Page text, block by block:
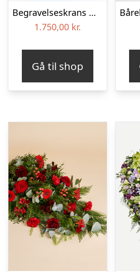
Begravelseskrans med hortensia og farverige detaljer – Blomster til begravelse
1.750,00 kr.
Gå til shop